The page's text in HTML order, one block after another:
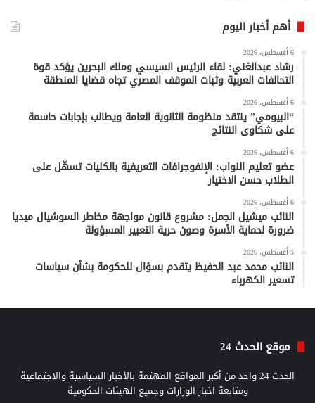
أهم أخبار اليوم
6 أغسطس، 2026
رشاد عبدالغني: لقاء الرئيس السيسي وملك البحرين يؤكد قوة
التحالفات العربية وثبات الموقف المصري تجاه قضايا المنطقة
6 أغسطس، 2026
“البيومي” ينتقد منظومة الثانوية العامة ويطالب بإجابات حاسمة
على شكاوى النتائج
6 أغسطس، 2026
عضو تعليم النواب: الإنفوجرافات التعريفية بالكليات تسهّل على
الطلاب حسن الاختيار
6 أغسطس، 2026
النائب ميشيل الجمل: مشروع قانون مواجهة مخاطر السوشيال ميديا
ضرورة لحماية الأسرة وصون حرية التعبير المسؤولة
5 أغسطس، 2026
النائب محمد عبد الحفيظ يتقدم بسؤال للحكومة بشأن سياسات
تسعير الكهرباء
موقع الحدث 24
الحدث 24 واحد من أكبر المواقع المهتمة بالأخبار السياسية والاجتماعية
ومتابعة اخبار الوزارات وجميع الهيئات الحكومية